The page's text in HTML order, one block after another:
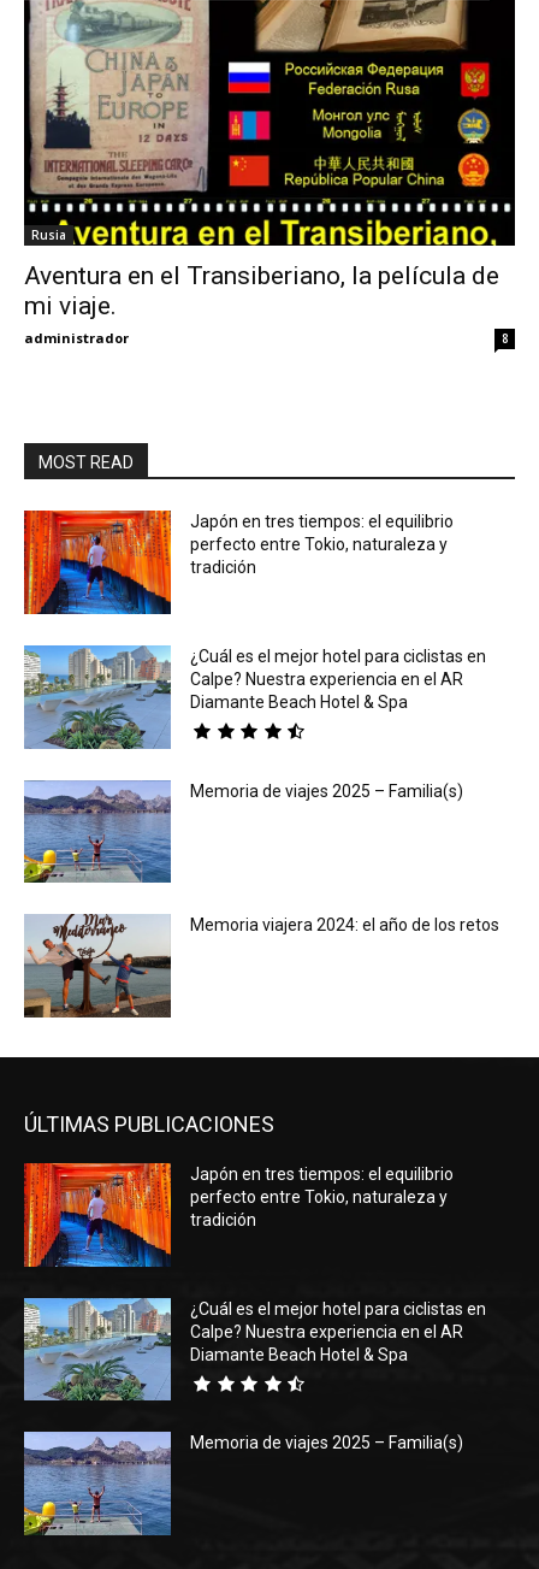
Rusia
Aventura en el Transiberiano, la película de
mi viaje.
administrador 8
MOST READ
Japón en tres tiempos: el equilibrio
perfecto entre Tokio, naturaleza y
tradición
¿Cuál es el mejor hotel para ciclistas en
Calpe? Nuestra experiencia en el AR
Diamante Beach Hotel & Spa
Memoria de viajes 2025 – Familia(s)
Memoria viajera 2024: el año de los retos
ÚLTIMAS PUBLICACIONES
Japón en tres tiempos: el equilibrio
perfecto entre Tokio, naturaleza y
tradición
¿Cuál es el mejor hotel para ciclistas en
Calpe? Nuestra experiencia en el AR
Diamante Beach Hotel & Spa
Memoria de viajes 2025 – Familia(s)